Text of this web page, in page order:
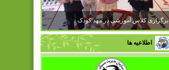
برگزاری کلاس آموزشی در مهد کودک
اطلاعیه ها